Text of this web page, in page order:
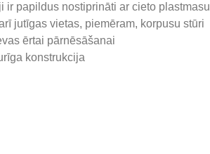
ir papildus nostiprināti ar cieto plastmasu
jutīgas vietas, piemēram, korpusu stūri
ērtai pārnēsāšanai
konstrukcija